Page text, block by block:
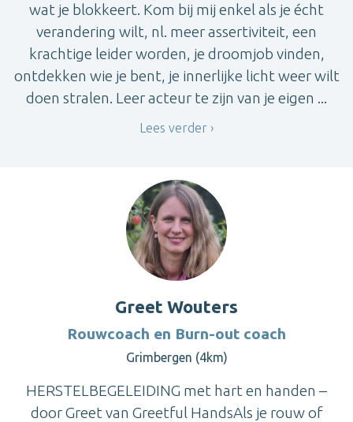
wat je blokkeert. Kom bij mij enkel als je écht
verandering wilt, nl. meer assertiviteit, een
krachtige leider worden, je droomjob vinden,
ontdekken wie je bent, je innerlijke licht weer wilt
doen stralen. Leer acteur te zijn van je eigen ...
Lees verder
Greet Wouters
Rouwcoach en Burn-out coach
Grimbergen (4km)
HERSTELBEGELEIDING met hart en handen –
door Greet van Greetful HandsAls je rouw of